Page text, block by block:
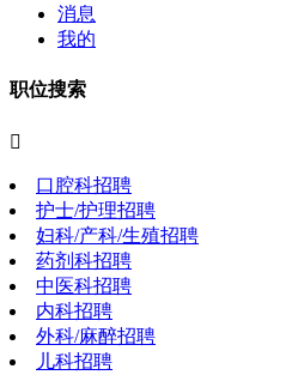
消息
我的
职位搜索

口腔科招聘
护士/护理招聘
妇科/产科/生殖招聘
药剂科招聘
中医科招聘
内科招聘
外科/麻醉招聘
儿科招聘